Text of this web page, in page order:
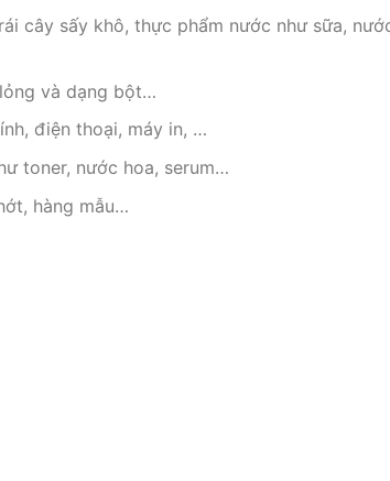
cây sấy khô, thực phẩm nước như sữa,
và dạng bột…
điện thoại, máy in, …
toner, nước hoa, serum…
hàng mẫu…